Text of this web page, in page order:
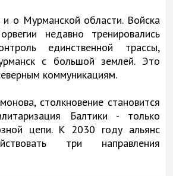
и о Мурманской области. Войска
недавно тренировались
единственной трассы,
с большой землёй. Это
коммуникациям.
столкновение становится
Балтики - только
цепи. К 2030 году альянс
три направления